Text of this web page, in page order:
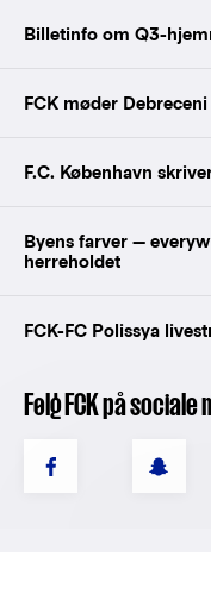
Billetinfo om Q3-
FCK møder
F.C. København
Byens farver —
herreholdet
FCK-FC Polissya
Følg FCK på sociale